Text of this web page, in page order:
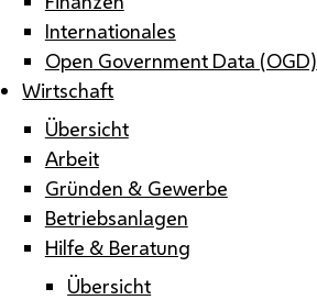
Internationales
Open Government Data (OGD)
Wirtschaft
Übersicht
Arbeit
Gründen & Gewerbe
Betriebsanlagen
Hilfe & Beratung
Übersicht